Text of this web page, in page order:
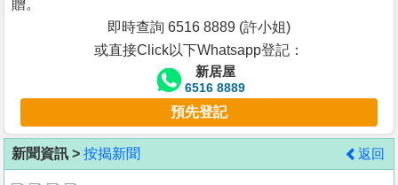
客
地
贈。
即時查詢 6516 8889 (許小姐)
或直接Click以下Whatsapp登記：
新居屋
6516 8889
預先登記
新聞資訊 > 按揭新聞 返回